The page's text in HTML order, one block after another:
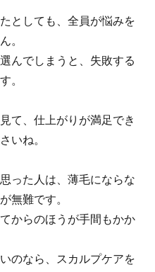
としても、全員が悩みを
。
んでしまうと、失敗する
。
て、仕上がりが満足でき
いね。
った人は、薄毛にならな
無難です。
からのほうが手間もかか
のなら、スカルプケアを